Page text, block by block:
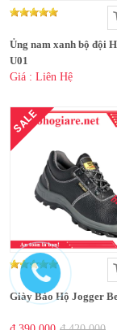
Ủng nam xanh bộ đội
U01
Giá : Liên Hệ
SALE
Giày Bảo Hộ Jogger